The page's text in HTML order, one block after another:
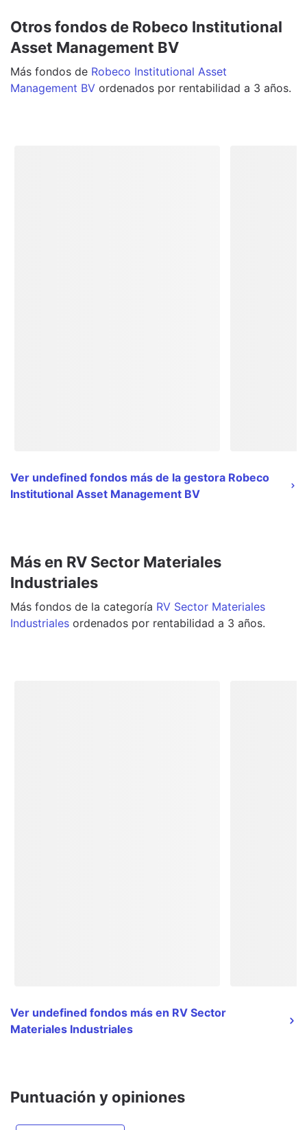
Otros fondos de Robeco Institutional
Asset Management BV
Más fondos de Robeco Institutional Asset
Management BV ordenados por rentabilidad a 3 años.
Ver undefined fondos más de la gestora Robeco
Institutional Asset Management BV
Más en RV Sector Materiales
Industriales
Más fondos de la categoría RV Sector Materiales
Industriales ordenados por rentabilidad a 3 años.
Ver undefined fondos más en RV Sector
Materiales Industriales
Puntuación y opiniones